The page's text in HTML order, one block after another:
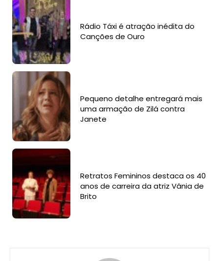
Rádio Táxi é atração inédita do
Canções de Ouro
Pequeno detalhe entregará mais
uma armação de Zilá contra
Janete
Retratos Femininos destaca os 40
anos de carreira da atriz Vânia de
Brito